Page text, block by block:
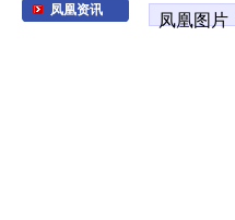
凤凰资讯
凤凰图片